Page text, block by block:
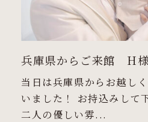
兵庫県からご来館 H様
当日は兵庫県からお越し
いました！ お持込みして
二人の優しい雰...